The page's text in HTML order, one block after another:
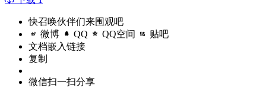
快召唤伙伴们来围观吧
微博 QQ QQ空间 贴吧
文档嵌入链接
复制
微信扫一扫分享